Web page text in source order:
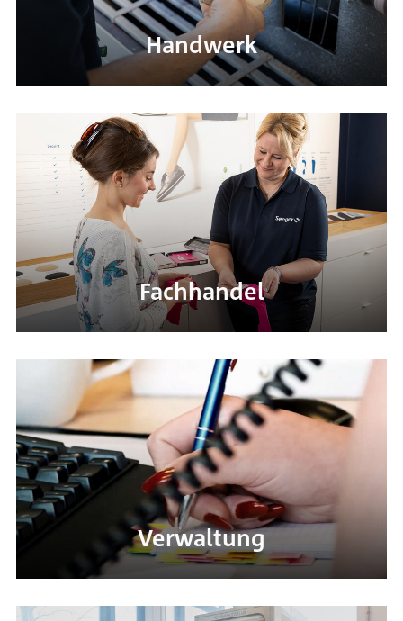
Handwerk
Fachhandel
Verwaltung